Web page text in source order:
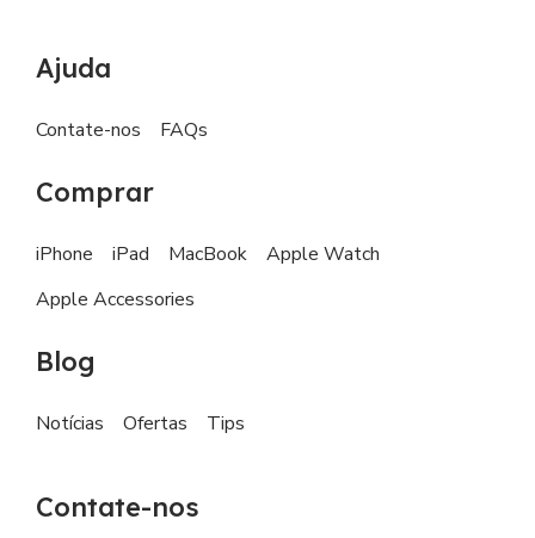
Ajuda
Contate-nos FAQs
Comprar
iPhone iPad MacBook
Apple Watch
Apple Accessories
Blog
Notícias Ofertas Tips
Contate-nos